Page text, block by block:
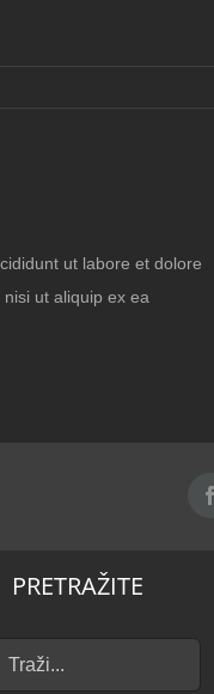
ut labore et dolore
ut aliquip ex ea
PRETRAŽITE